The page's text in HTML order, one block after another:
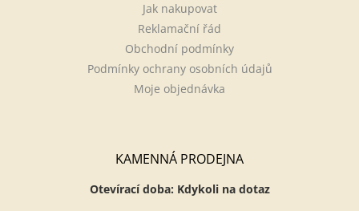
Jak nakupovat
Reklamační řád
Obchodní podmínky
Podmínky ochrany osobních údajů
Moje objednávka
KAMENNÁ PRODEJNA
Otevírací doba: Kdykoli na dotaz